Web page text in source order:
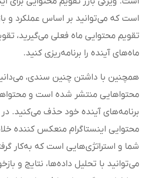
است که می‌توانید بر اساس عملکرد و
تقویم محتوایی ماه فعلی می‌گیرید،
ماه‌های آینده را برنامه‌ریزی کنید.
همچنین با داشتن چنین سندی،
محتواهایی منتشر شده است و
برنامه‌های آینده خود حذف می‌کنید.
محتوایی اینستاگرام منعکس کننده
شما و استراتژی‌هایی است که به‌کار
می‌توانید با تحلیل داده‌ها، نتایج و